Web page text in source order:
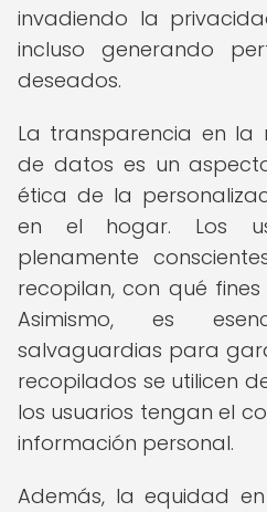
invadiendo la
incluso generando
deseados.
La transparencia en la
de datos es un
ética de la
en el hogar. Los
plenamente
recopilan, con qué
Asimismo, es
salvaguardias para
recopilados se utilicen
los usuarios tengan el
información personal.
Además, la equidad